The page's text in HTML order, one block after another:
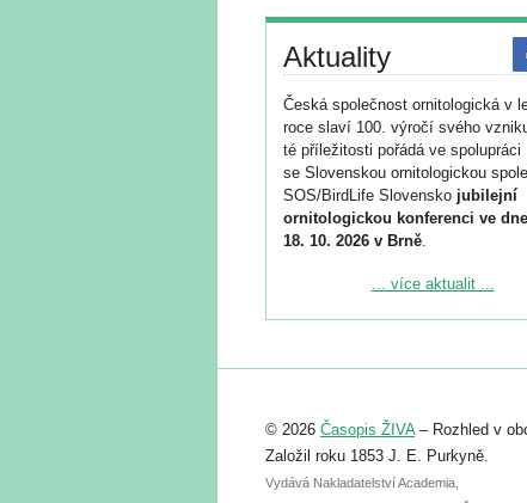
Aktuality
Česká společnost ornitologická v
roce slaví 100. výročí svého
té příležitosti pořádá ve spolupráci
se Slovenskou ornitologickou
SOS/BirdLife Slovensko jubilejní
ornitologickou konferenci ve
18. 10. 2026 v Brně.
Podrobnější informace ke konferenci
Registrovat se můžete do 6. září.
abstraktu přihlášené přednášky
posteru je už 30. června.
... více aktualit ...
© 2026 Časopis ŽIVA– Rozhled v
Založil roku 1853 J. E. Purkyně.
Vydává Nakladatelství Academia,